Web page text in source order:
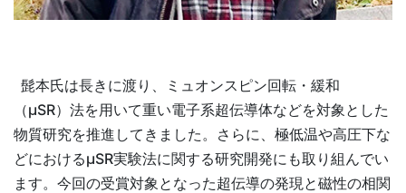
髭本氏は長きに渡り、ミュオンスピン回転・緩和
（µSR）法を用いて重い電子系超伝導体などを対象とした
物質研究を推進してきました。さらに、極低温や高圧下な
どにおけるµSR実験法に関する研究開発にも取り組んでい
ます。今回の受賞対象となった超伝導の発現と磁性の相関